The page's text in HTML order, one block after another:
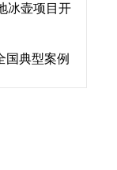
冰壶项目开
国典型案例